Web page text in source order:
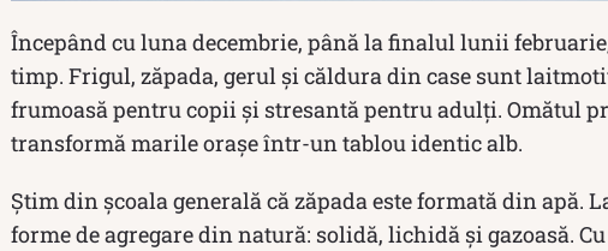
Începând cu luna decembrie, până la finalul lunii
timp. Frigul, zăpada, gerul și căldura din case sunt
frumoasă pentru copii și stresantă pentru adulți. Omătul
transformă marile orașe într-un tablou identic alb.
Știm din școala generală că zăpada este formată din apă.
forme de agregare din natură: solidă, lichidă și gazoasă.